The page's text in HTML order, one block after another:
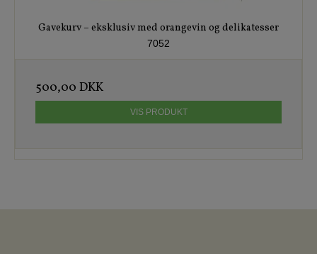
Gavekurv – eksklusiv med orangevin og delikatesser
7052
500,00 DKK
VIS PRODUKT